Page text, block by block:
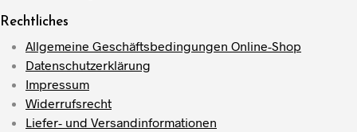
Rechtliches
Allgemeine Geschäftsbedingungen Online-Shop
Datenschutzerklärung
Impressum
Widerrufsrecht
Liefer- und Versandinformationen